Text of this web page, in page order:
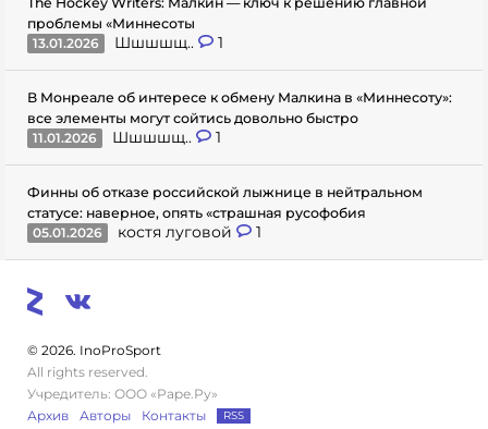
проблемы «Миннесоты
13.01.2026
Шшшшщ.. 1
В Монреале об интересе к обмену Малкина в «Миннесоту»:
все элементы могут сойтись довольно быстро
11.01.2026
Шшшшщ.. 1
Финны об отказе российской лыжнице в нейтральном
статусе: наверное, опять «страшная русофобия
05.01.2026
костя луговой 1
© 2026. InoProSport
All rights reserved.
Учредитель: ООО «Раре.Ру»
Архив
Авторы Контакты RSS